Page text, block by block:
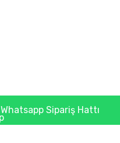
Whatsapp Sipariş Hattı